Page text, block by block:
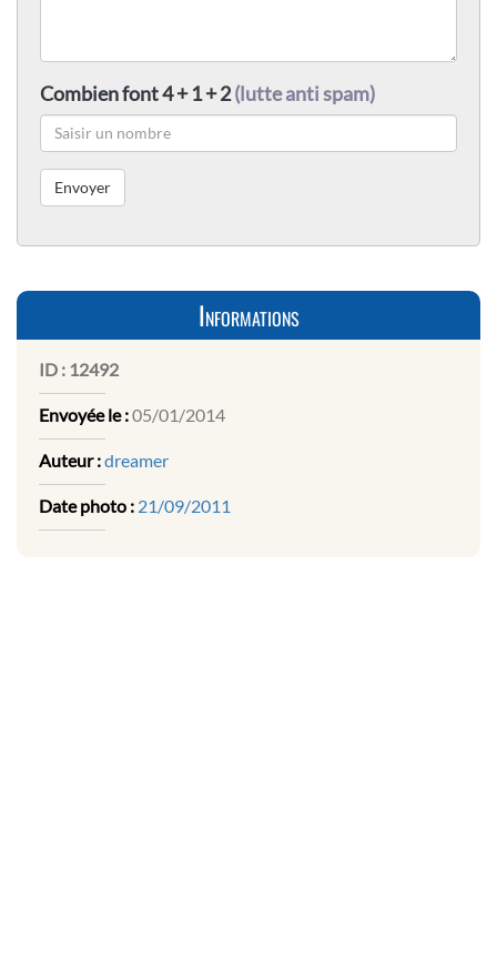
Combien font 4 + 1 + 2(lutte anti spam)
Informations
ID : 12492
Envoyée le :05/01/2014
Auteur :dreamer
Date photo : 21/09/2011